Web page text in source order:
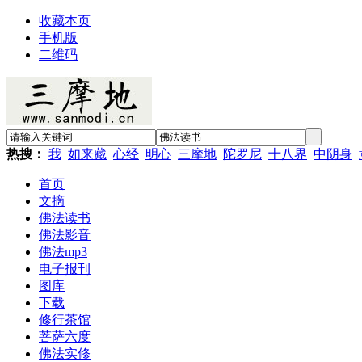
收藏本页
手机版
二维码
热搜： 我 如来藏 心经 明心 三摩地 陀罗尼 十八界 中阴身
首页
文摘
佛法读书
佛法影音
佛法mp3
电子报刊
图库
下载
修行茶馆
菩萨六度
佛法实修